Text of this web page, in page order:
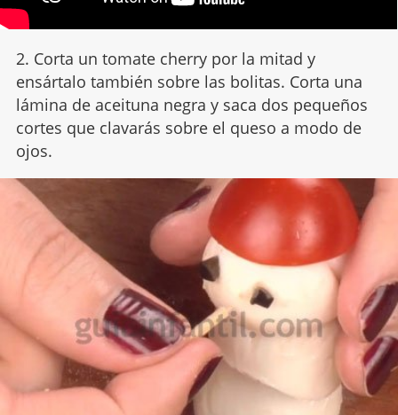
2. Corta un tomate cherry por la mitad y
ensártalo también sobre las bolitas. Corta una
lámina de aceituna negra y saca dos pequeños
cortes que clavarás sobre el queso a modo de
ojos.